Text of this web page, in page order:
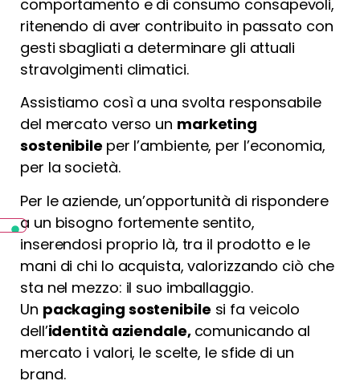
comportamento e di consumo consapevoli,
ritenendo di aver contribuito in passato con
gesti sbagliati a determinare gli attuali
stravolgimenti climatici.
Assistiamo così a una svolta responsabile
del mercato verso un marketing
sostenibile per l’ambiente, per l’economia,
per la società.
Per le aziende, un’opportunità di rispondere
a un bisogno fortemente sentito,
inserendosi proprio là, tra il prodotto e le
mani di chi lo acquista, valorizzando ciò che
sta nel mezzo: il suo imballaggio.
Un packaging sostenibile si fa veicolo
dell’identità aziendale, comunicando al
mercato i valori, le scelte, le sfide di un
brand.